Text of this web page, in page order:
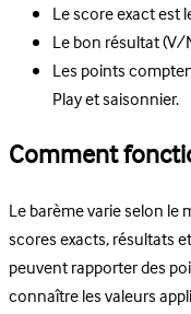
Le score exact est
Le bon résultat
Les points
Play et saisonnier.
Comment
Le barème varie selon
scores exacts, résultats
peuvent rapporter des
connaître les valeurs